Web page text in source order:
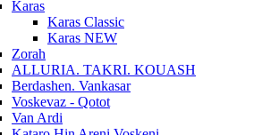
Karas
Karas Classic
Karas NEW
Zorah
ALLURIA. TAKRI. KOUASH
Berdashen. Vankasar
Voskevaz - Qotot
Van Ardi